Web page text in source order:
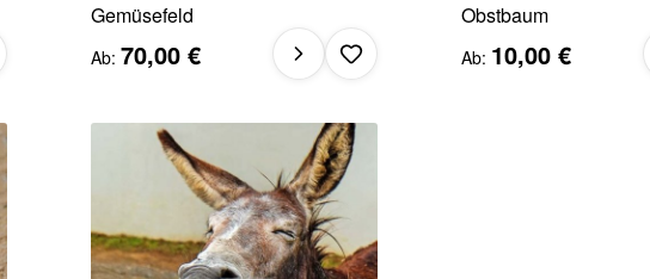
Gemüsefeld
Ab 70,00 €
Obstbaum
Ab 10,00 €